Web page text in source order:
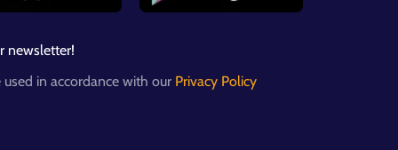
newsletter!
in accordance with our Privacy Policy